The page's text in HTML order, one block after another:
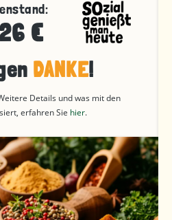
€
DANKE!
Details und was mit den
erfahren Sie hier.